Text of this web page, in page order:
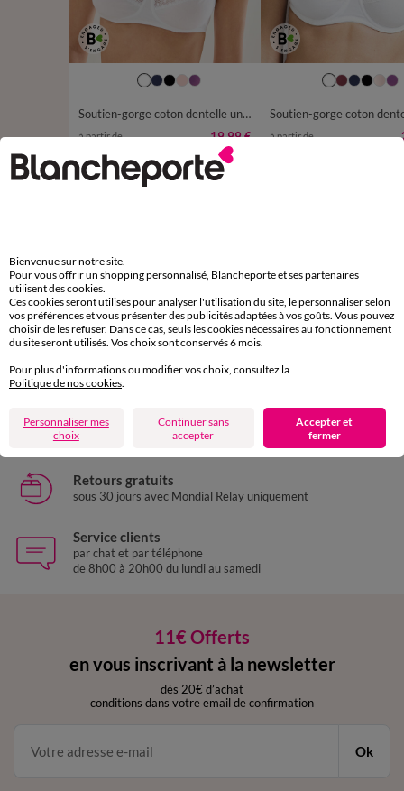
Soutien-gorge coton dentelle uni Coria - sans armatures
à partir de 19,99 € à partir de
Maxi culotte
Payez plus tard ou en plusieurs fois
Livraison express
domicile, relais, consignes automatiques
Retours gratuits
sous 30 jours avec Mondial Relay uniquement
Service clients
par chat et par téléphone
de 8h00 à 20h00 du lundi au samedi
11€ Offerts
en vous inscrivant à la newsletter
dès 20€ d’achat
conditions dans votre email de confirmation
Ok
Bienvenue sur notre site.
Pour vous offrir un shopping personnalisé, Blancheporte et ses partenaires
utilisent des cookies.
Ces cookies seront utilisés pour analyser l'utilisation du site, le personnaliser selon
vos préférences et vous présenter des publicités adaptées à vos goûts. Vous pouvez
choisir de les refuser. Dans ce cas, seuls les cookies nécessaires au fonctionnement
du site seront utilisés. Vos choix sont conservés 6 mois.
Pour plus d'informations ou modifier vos choix, consultez la
Politique de nos cookies.
Personnaliser mes
choix
Continuer sans
accepter
Accepter et
fermer